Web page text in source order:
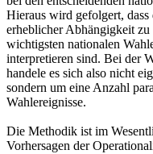
Hieraus wird gefolgert,
erheblicher Abhängigkeit
wichtigsten nationalen
interpretieren sind. Bei der
handele es sich also nicht
sondern um eine Anzahl
Wahlereignisse.
Die Methodik ist im
Vorhersagen der